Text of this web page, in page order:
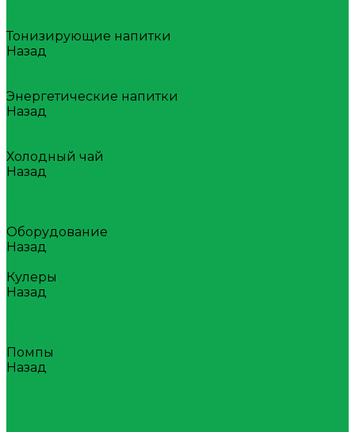
Тонизирующие напитки
Назад
Энергетические напитки
Назад
Холодный чай
Назад
Оборудование
Назад
Кулеры
Назад
Помпы
Назад